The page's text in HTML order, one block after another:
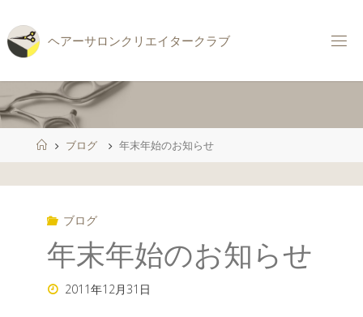
ン
テ
へ
ス
ヘアーサロ ンク リ エイ タークラブ
ホ
ー
ブログ 年末年始のお知らせ
ブログ
年末年始のお知らせ
2011年12月31日